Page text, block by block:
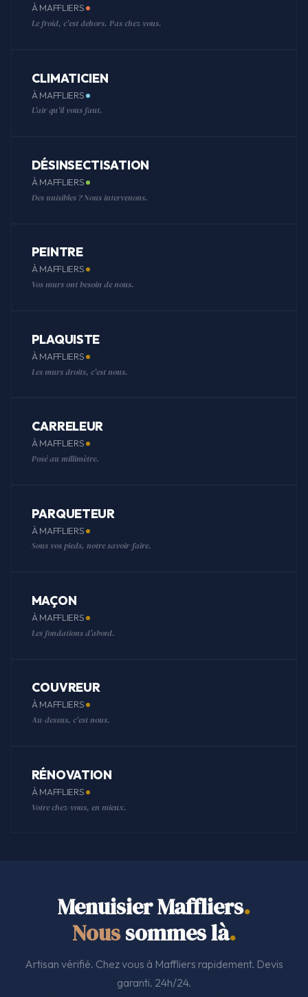
À MAFFLIERS
Le froid, c'est dehors. Pas chez vous.
CLIMATICIEN
À MAFFLIERS
L'air qu'il vous faut.
DÉSINSECTISATION
À MAFFLIERS
Des nuisibles ? Nous intervenons.
PEINTRE
À MAFFLIERS
Vos murs ont besoin de nous.
PLAQUISTE
À MAFFLIERS
Les murs droits, c'est nous.
CARRELEUR
À MAFFLIERS
Posé au millimètre.
PARQUETEUR
À MAFFLIERS
Sous vos pieds, notre savoir-faire.
MAÇON
À MAFFLIERS
Les fondations d'abord.
COUVREUR
À MAFFLIERS
Au-dessus, c'est nous.
RÉNOVATION
À MAFFLIERS
Votre chez-vous, en mieux.
Menuisier Maffliers.
Noussommes là.
Artisan vérifié. Chez vous à Maffliers rapidement. Devis
garanti. 24h/24.